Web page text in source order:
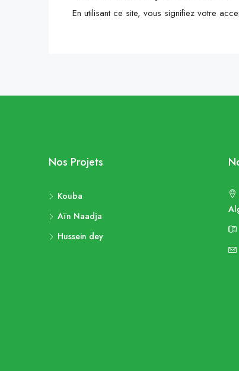
En utilisant ce site, vous signifiez votre
Nos Projets
Kouba
Aïn Naadja
Hussein dey